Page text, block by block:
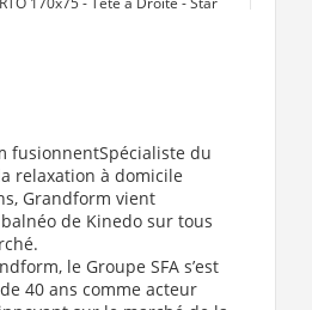
170x75 - Tête à Droite - Air
Droite , Système Kinedo : Silence
: 170x75 cm
170x75 - Tête à Gauche -
tête : Tête à Gauche , Système
, Taille Baignoire : 170x75 cm
180x80 - Tête à Droite - Air
Droite , Système Kinedo : Air
cm
180x80 - Tête à Gauche - Air
fusionnentSpécialiste du
relaxation à domicile
Grandform vient
de Kinedo sur tous
le Groupe SFA s’est
40 ans comme acteur